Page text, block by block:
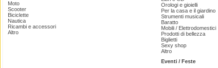
Moto
Scooter
Biciclette
Nautica
Ricambi e accessori
Altro
Orologi e gioielli
Per la casa e il giardino
Strumenti musicali
Baratto
Mobili / Elettrodomestici
Prodotti di bellezza
Biglietti
Sexy shop
Altro
Eventi / Feste